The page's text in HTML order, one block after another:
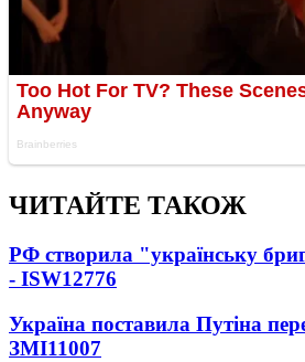
ЧИТАЙТЕ ТАКОЖ
РФ створила "українську
- ISW12776
Україна поставила Путіна
ЗМІ11007